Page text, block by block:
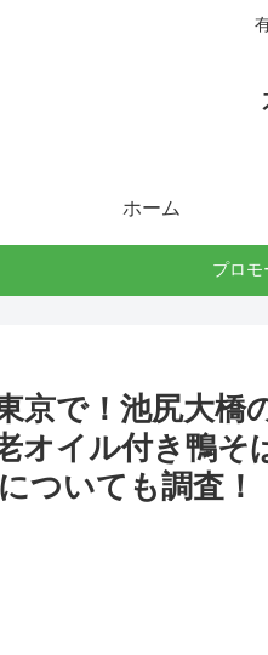
ホーム
プロモ
京で！池尻大橋
オイル付き鴨そ
ついても調査！